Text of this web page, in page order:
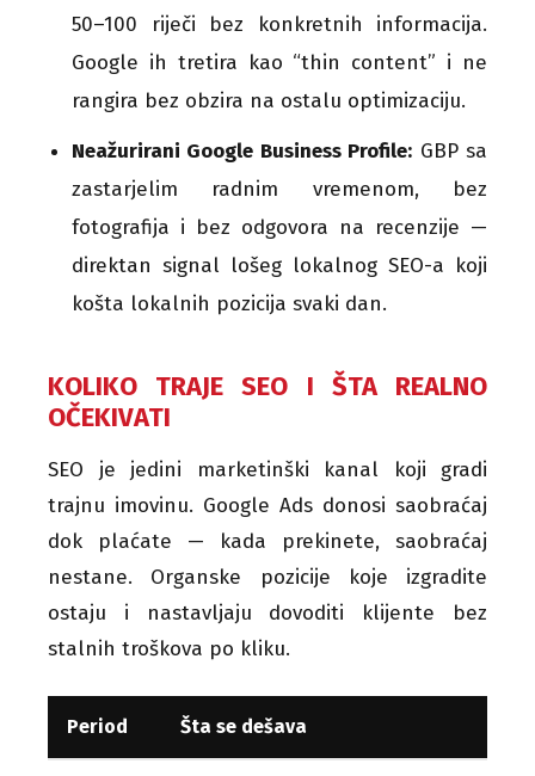
50–100 riječi bez konkretnih informacija.
Google ih tretira kao “thin content” i ne
rangira bez obzira na ostalu optimizaciju.
Neažurirani Google Business Profile: GBP sa
zastarjelim radnim vremenom, bez
fotografija i bez odgovora na recenzije —
direktan signal lošeg lokalnog SEO-a koji
košta lokalnih pozicija svaki dan.
KOLIKO TRAJE SEO I ŠTA REALNO
OČEKIVATI
SEO je jedini marketinški kanal koji gradi
trajnu imovinu. Google Ads donosi saobraćaj
dok plaćate — kada prekinete, saobraćaj
nestane. Organske pozicije koje izgradite
ostaju i nastavljaju dovoditi klijente bez
stalnih troškova po kliku.
Period Šta se dešava